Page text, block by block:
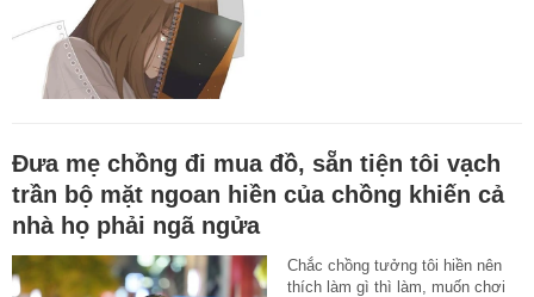
Đưa mẹ chồng đi mua đồ, sẵn tiện tôi vạch
trần bộ mặt ngoan hiền của chồng khiến cả
nhà họ phải ngã ngửa
Chắc chồng tưởng tôi hiền nên
thích làm gì thì làm, muốn chơi